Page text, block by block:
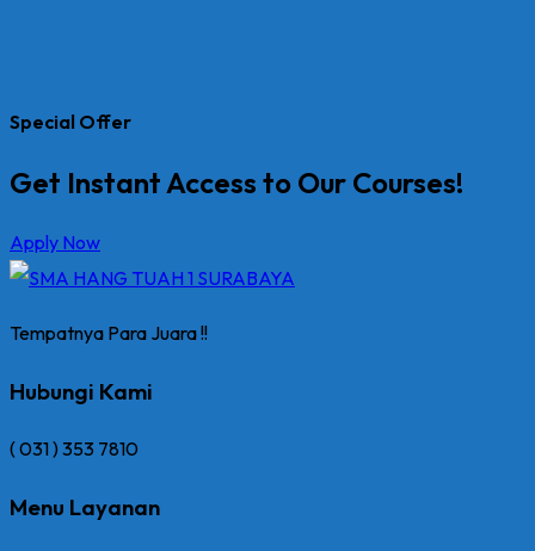
Special Offer
Get Instant Access to Our Courses!
Apply Now
Tempatnya Para Juara !!
Hubungi Kami
( 031 ) 353 7810
Menu Layanan